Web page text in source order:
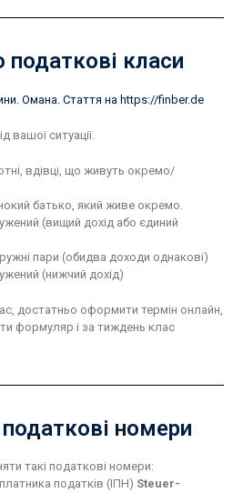
податкові класи
Омана. Стаття на https://finber.de
вашої ситуації.
вдівці, що живуть окремо/
батько, який живе окремо.
(вищий дохід або єдиний
пари (обидва доходи однакові)
(нижчий дохід)
достатньо оформити термін онлайн,
формуляр і за тиждень клас
номери
такі податкові номери:
податків (ІПН) Steuer-